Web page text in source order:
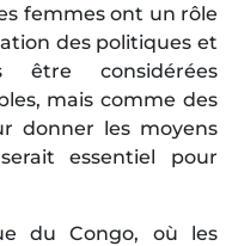
femmes ont un rôle
des politiques et
considérées
mais comme des
donner les moyens
essentiel pour
du Congo, où les